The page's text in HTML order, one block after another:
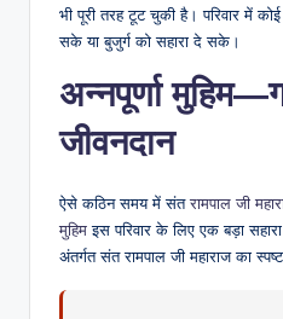
भी पूरी तरह टूट चुकी है। परिवार में
सके या बुजुर्ग को सहारा दे सके।
अन्नपूर्णा
जीवनदान
ऐसे कठिन समय में संतरामपाल जी
मुहिम इस परिवार के लिए एक बड़ा
अंतर्गत संत रामपाल जी महाराज का